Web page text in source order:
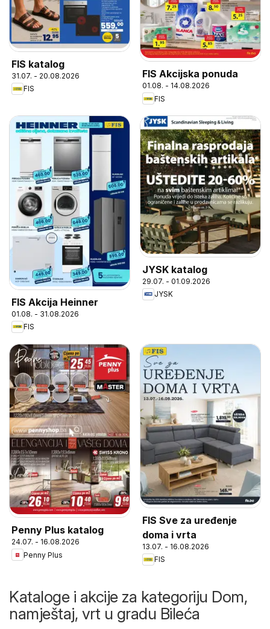
FIS katalog
31.07. - 20.08.2026
FIS
FIS Akcijska ponuda
01.08. - 14.08.2026
FIS
FIS Akcija Heinner
01.08. - 31.08.2026
FIS
JYSK katalog
29.07. - 01.09.2026
JYSK
Penny Plus katalog
24.07. - 16.08.2026
Penny Plus
FIS Sve za uređenje
doma i vrta
13.07. - 16.08.2026
FIS
Kataloge i akcije za kategoriju Dom,
namještaj, vrt u gradu Bileća